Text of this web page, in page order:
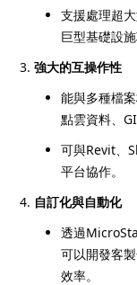
支援處理超
巨型基礎設
強大的互操作性
能與多種檔
點雲資料、
可與Revit、
平台協作。
自訂化與自動化
透過
可以開發客
效率。